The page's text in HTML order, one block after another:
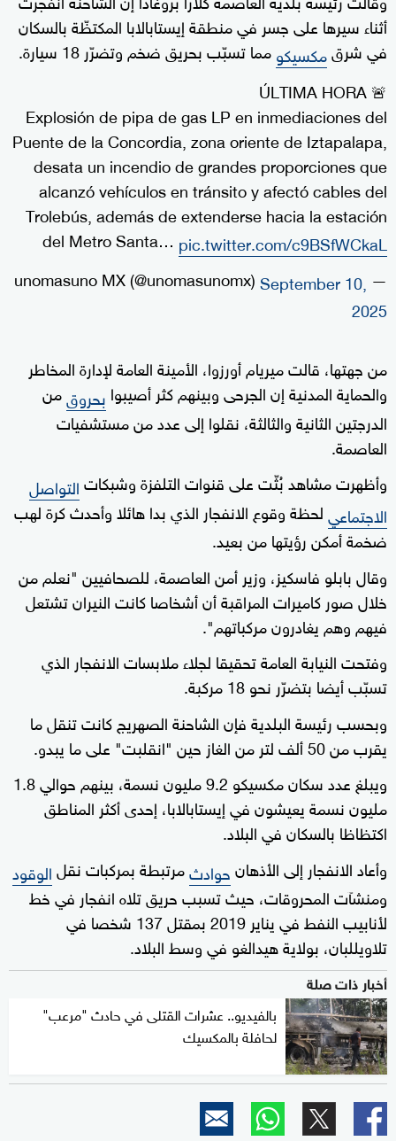
أثناء سيرها على جسر في منطقة إيستابالابا المكتظّة بالسكان
في شرقمكسيكومما تسبّب بحريق ضخم وتضرّر 18 سيارة.
ÚLTIMA HORA 🚨
Explosión de pipa de gas LP en inmediaciones del
Puente de la Concordia, zona oriente de Iztapalapa,
desata un incendio de grandes proporciones que
alcanzó vehículos en tránsito y afectó cables del
Trolebús, además de extenderse hacia la estación
del Metro Santa… pic.twitter.com/c9BSfWCkaL
— unomasuno MX (@unomasunomx)
September 10,
2025
من جهتها، قالت ميريام أورزوا، الأمينة العامة لإدارة المخاطر
والحماية المدنية إن الجرحى وبينهم كثر أصيبوا بحروقمن
الدرجتين الثانية والثالثة، نقلوا إلى عدد من مستشفيات
العاصمة.
وأظهرت مشاهد بُثّت على قنوات التلفزة وشبكاتالتواصل
الاجتماعيلحظة وقوع الانفجار الذي بدا هائلا وأحدث كرة لهب
ضخمة أمكن رؤيتها من بعيد.
وقال بابلو فاسكيز، وزير أمن العاصمة، للصحافيين "نعلم من
خلال صور كاميرات المراقبة أن أشخاصا كانت النيران تشتعل
فيهم وهم يغادرون مركباتهم".
وفتحت النيابة العامة تحقيقا لجلاء ملابسات الانفجار الذي
تسبّب أيضا بتضرّر نحو 18 مركبة.
وبحسب رئيسة البلدية فإن الشاحنة الصهريج كانت تنقل ما
يقرب من 50 ألف لتر من الغاز حين "انقلبت" على ما يبدو.
ويبلغ عدد سكان مكسيكو 9.2 مليون نسمة، بينهم حوالي 1.8
مليون نسمة يعيشون في إيستابالابا، إحدى أكثر المناطق
اكتظاظا بالسكان في البلاد.
وأعاد الانفجار إلى الأذهانحوادثمرتبطة بمركبات نقلالوقود
ومنشآت المحروقات، حيث تسبب حريق تلاه انفجار في خط
لأنابيب النفط في يناير 2019 بمقتل 137 شخصا في
تلاويللبان، بولاية هيدالغو في وسط البلاد.
أخبار ذات صلة
بالفيديو.. عشرات القتلى في حادث "مرعب"
لحافلة بالمكسيك